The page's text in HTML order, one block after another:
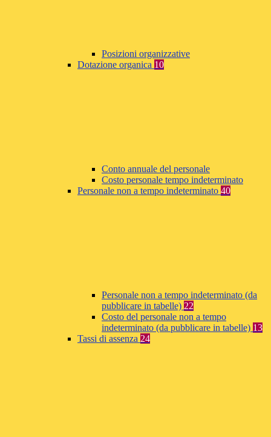
Posizioni organizzative
Dotazione organica 10
Conto annuale del personale
Costo personale tempo indeterminato
Personale non a tempo indeterminato 40
Personale non a tempo indeterminato (da
pubblicare in tabelle) 22
Costo del personale non a tempo
indeterminato (da pubblicare in tabelle) 13
Tassi di assenza 24